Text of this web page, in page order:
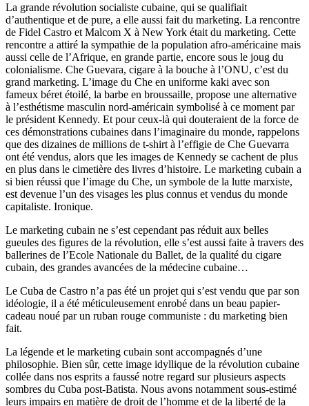
La grande révolution socialiste cubaine, qui se qualifiait
d’authentique et de pure, a elle aussi fait du marketing. La rencontre
de Fidel Castro et Malcom X à New York était du marketing. Cette
rencontre a attiré la sympathie de la population afro-américaine mais
aussi celle de l’Afrique, en grande partie, encore sous le joug du
colonialisme. Che Guevara, cigare à la bouche à l’ONU, c’est du
grand marketing. L’image du Che en uniforme kaki avec son
fameux béret étoilé, la barbe en broussaille, propose une alternative
à l’esthétisme masculin nord-américain symbolisé à ce moment par
le président Kennedy. Et pour ceux-là qui douteraient de la force de
ces démonstrations cubaines dans l’imaginaire du monde, rappelons
que des dizaines de millions de t-shirt à l’effigie de Che Guevarra
ont été vendus, alors que les images de Kennedy se cachent de plus
en plus dans le cimetière des livres d’histoire. Le marketing cubain a
si bien réussi que l’image du Che, un symbole de la lutte marxiste,
est devenue l’un des visages les plus connus et vendus du monde
capitaliste. Ironique.
Le marketing cubain ne s’est cependant pas réduit aux belles
gueules des figures de la révolution, elle s’est aussi faite à travers des
ballerines de l’Ecole Nationale du Ballet, de la qualité du cigare
cubain, des grandes avancées de la médecine cubaine…
Le Cuba de Castro n’a pas été un projet qui s’est vendu que par son
idéologie, il a été méticuleusement enrobé dans un beau papier-
cadeau noué par un ruban rouge communiste : du marketing bien
fait.
La légende et le marketing cubain sont accompagnés d’une
philosophie. Bien sûr, cette image idyllique de la révolution cubaine
collée dans nos esprits a faussé notre regard sur plusieurs aspects
sombres du Cuba post-Batista. Nous avons notamment sous-estimé
leurs impairs en matière de droit de l’homme et de la liberté de la